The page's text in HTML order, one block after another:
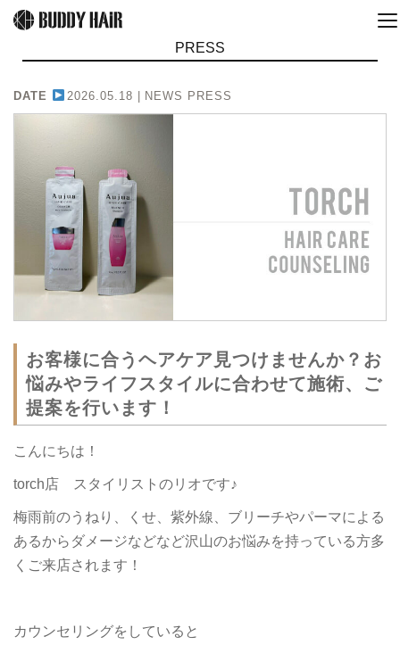
PRESS
DATE 2026.05.18 | NEWS PRESS
お客様に合うヘアケア見つけませんか？お
悩みやライフスタイルに合わせて施術、ご
提案を行います！
こんにちは！
torch店 スタイリストのリオです♪
梅雨前のうねり、くせ、紫外線、ブリーチやパーマによる
あるからダメージなどなど沢山のお悩みを持っている方多
くご来店されます！
カウンセリングをしていると